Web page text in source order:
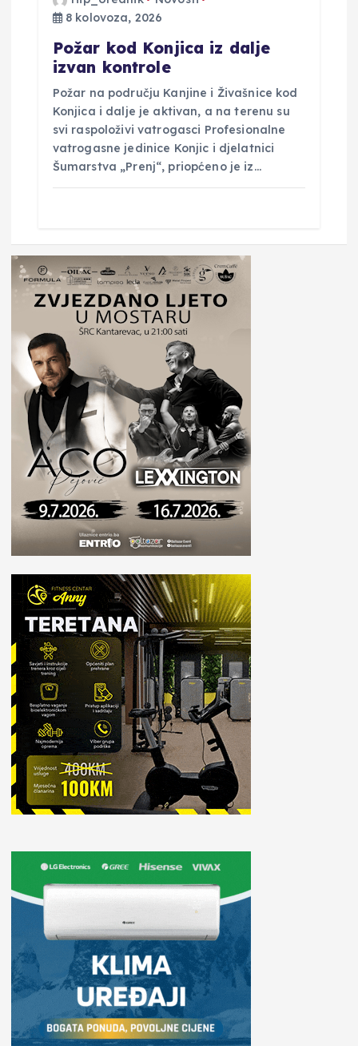
8 kolovoza, 2026
Požar kod Konjica iz dalje
izvan kontrole
Požar na području Kanjine i Živašnice kod
Konjica i dalje je aktivan, a na terenu su
svi raspoloživi vatrogasci Profesionalne
vatrogasne jedinice Konjic i djelatnici
Šumarstva „Prenj“, priopćeno je iz…